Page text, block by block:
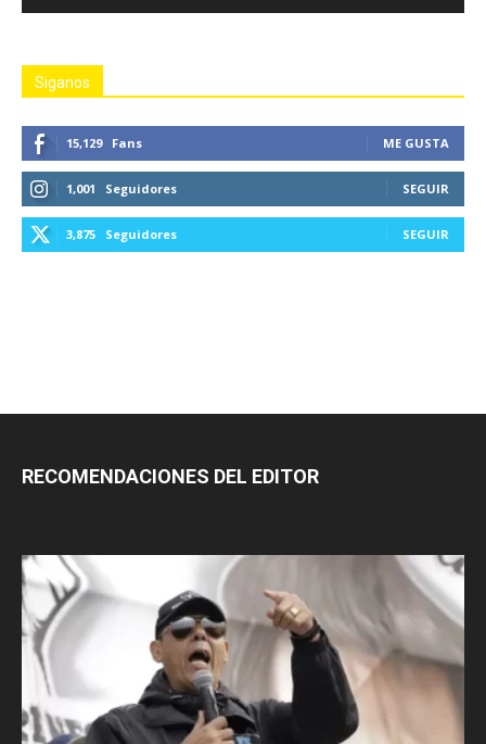
Siganos
15,129 Fans ME GUSTA
1,001 Seguidores SEGUIR
3,875 Seguidores SEGUIR
RECOMENDACIONES DEL EDITOR